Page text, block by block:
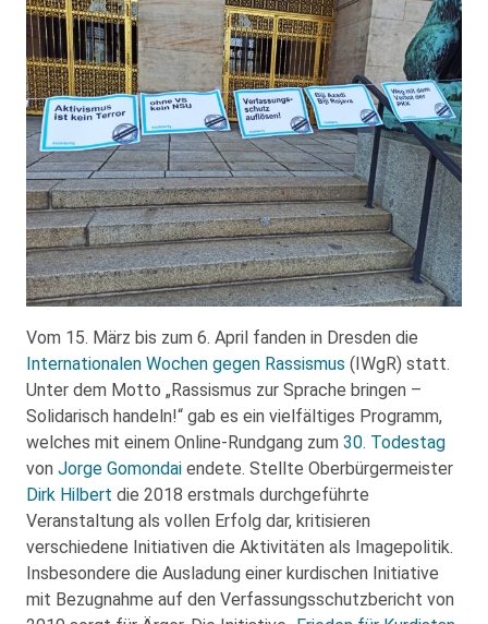
Vom 15. März bis zum 6. April fanden in Dresden die
Internationalen Wochen gegen Rassismus (IWgR) statt.
Unter dem Motto „Rassismus zur Sprache bringen –
Solidarisch handeln!“ gab es ein vielfältiges Programm,
welches mit einem Online-Rundgang zum 30. Todestag
von Jorge Gomondai endete. Stellte Oberbürgermeister
Dirk Hilbert die 2018 erstmals durchgeführte
Veranstaltung als vollen Erfolg dar, kritisieren
verschiedene Initiativen die Aktivitäten als Imagepolitik.
Insbesondere die Ausladung einer kurdischen Initiative
mit Bezugnahme auf den Verfassungsschutzbericht von